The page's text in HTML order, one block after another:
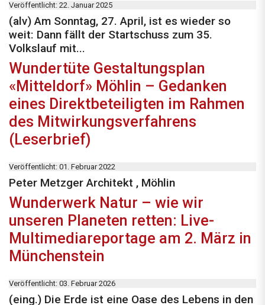
Veröffentlicht: 22. Januar 2025
(alv) Am Sonntag, 27. April, ist es wieder so
weit: Dann fällt der Startschuss zum 35.
Volkslauf mit...
Wundertüte Gestaltungsplan
«Mitteldorf» Möhlin – Gedanken
eines Direktbeteiligten im Rahmen
des Mitwirkungsverfahrens
(Leserbrief)
Veröffentlicht: 01. Februar 2022
Peter Metzger Architekt , Möhlin
Wunderwerk Natur – wie wir
unseren Planeten retten: Live-
Multimediareportage am 2. März in
Münchenstein
Veröffentlicht: 03. Februar 2026
(eing.) Die Erde ist eine Oase des Lebens in den